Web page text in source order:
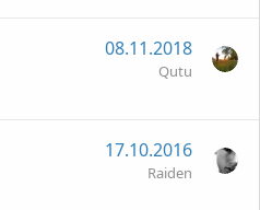
08.11.2018
Qutu
17.10.2016
Raiden